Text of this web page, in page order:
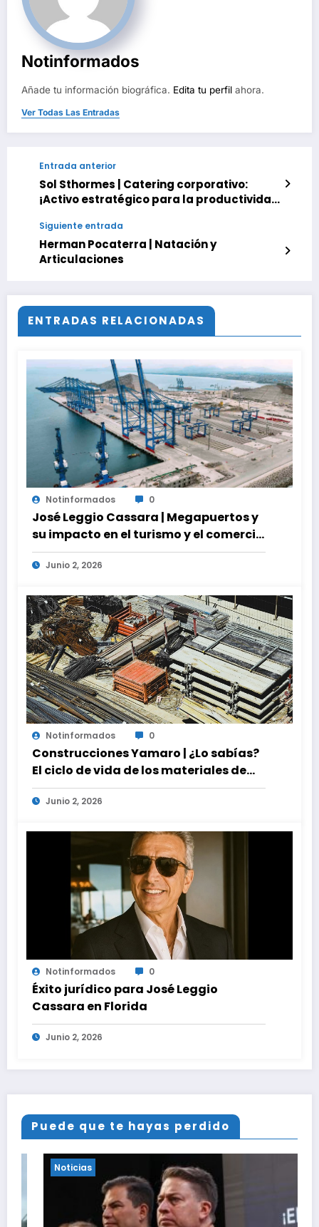
Notinformados
Añade tu información biográfica. Edita tu perfil ahora.
Ver Todas Las Entradas
Entrada anterior
Sol Sthormes | Catering corporativo:
¡Activo estratégico para la productividad
Siguiente entrada
Herman Pocaterra | Natación y
Articulaciones
ENTRADAS RELACIONADAS
Notinformados 0
José Leggio Cassara | Megapuertos y
su impacto en el turismo y el comercio
global
Junio 2, 2026
Notinformados 0
Construcciones Yamaro | ¿Lo sabías?
El ciclo de vida de los materiales de
construcción revoluciona eficiencia
en proyectos modernos
Junio 2, 2026
Notinformados 0
Éxito jurídico para José Leggio
Cassara en Florida
Junio 2, 2026
Puede que te hayas perdido
Noticias